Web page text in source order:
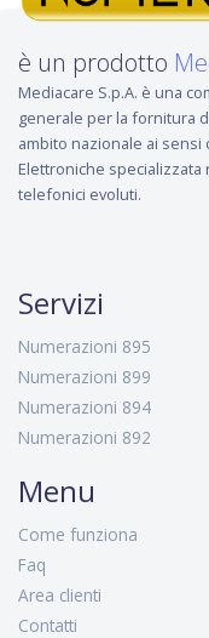
è un prodotto
Mediacare S.p.A. è una
generale per la fornitura
ambito nazionale ai sensi
Elettroniche
telefonici evoluti.
Servizi
Numerazioni 895
Numerazioni 899
Numerazioni 894
Numerazioni 892
Menu
Come funziona
Faq
Area clienti
Contatti